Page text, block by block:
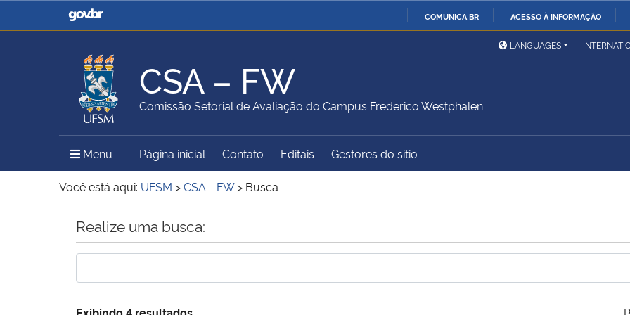
COMUNICA BR ACESSO À INFORMAÇÃO
Casa Civil
Ministério da Justiça e
Ministério da Defesa
Ministério das Relações
Exteriores
Ministério da Agricultura,
Pecuária e Abastecimento
Ministério da Educação
Ministério do Meio Ambiente Ministério do Turismo
Ministério do
LANGUAGES
CSA – FW
Comissão Setorial de Avaliação do Campus Frederico Westphalen
Menu Menu Principal do Sítio
Página inicial Contato Editais Gestores do sítio
Você está aqui: UFSM >CSA - FW> Busca
Início do conteúdo
Realize uma busca:
Exibindo 4 resultados